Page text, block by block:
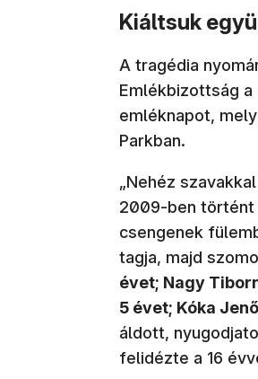
Kiáltsuk
A tragédia
Emlékbizottság
emléknapot,
Parkban.
„Nehéz
2009-ben történt
csengenek
tagja, majd
évet; Nagy
5 évet; Kóka
áldott,
felidézte a 16